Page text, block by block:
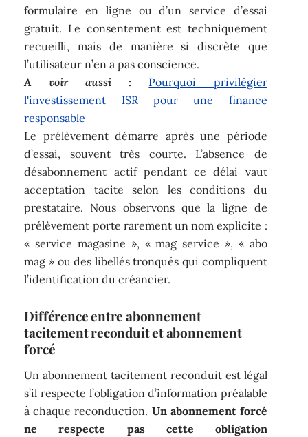
formulaire en ligne ou d’un service d’essai
gratuit. Le consentement est techniquement
recueilli, mais de manière si discrète que
l’utilisateur n’en a pas conscience.
A voir aussi :
Pourquoi privilégier
l'investissement ISR pour une finance
responsable
Le prélèvement démarre après une période
d’essai, souvent très courte. L’absence de
désabonnement actif pendant ce délai vaut
acceptation tacite selon les conditions du
prestataire. Nous observons que la ligne de
prélèvement porte rarement un nom explicite :
« service magasine », « mag service », « abo
mag » ou des libellés tronqués qui compliquent
l’identification du créancier.
Différence entre abonnement
tacitement reconduit et abonnement
forcé
Un abonnement tacitement reconduit est légal
s’il respecte l’obligation d’information préalable
à chaque reconduction. Un abonnement forcé
ne respecte pas cette obligation